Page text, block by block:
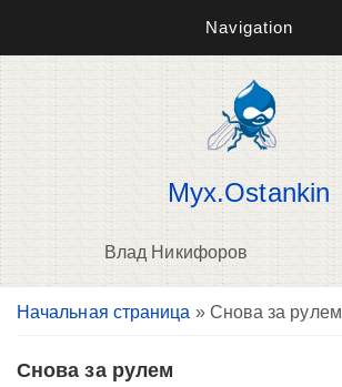
Navigation
Myx.Ostankin
Влад Никифоров
Вы здесь
Начальная страница » Снова за рулем
Снова за рулем